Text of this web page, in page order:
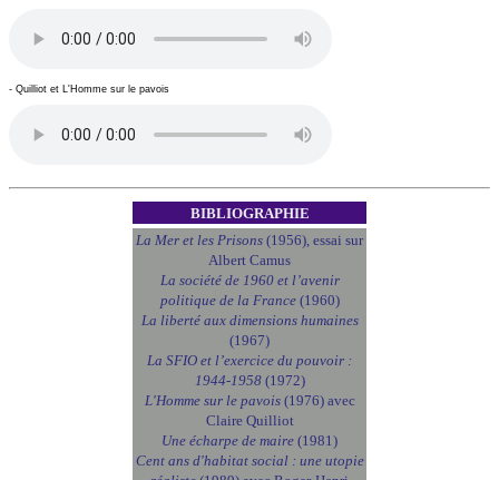
- Quilliot et L'Homme sur le pavois
BIBLIOGRAPHIE
La Mer et les Prisons (1956), essai sur
Albert Camus
La société de 1960 et l’avenir
politique de la France (1960)
La liberté aux dimensions humaines
(1967)
La SFIO et l’exercice du pouvoir :
1944-1958(1972)
L'Homme sur le pavois(1976) avec
Claire Quilliot
Une écharpe de maire (1981)
Cent ans d'habitat social : une utopie